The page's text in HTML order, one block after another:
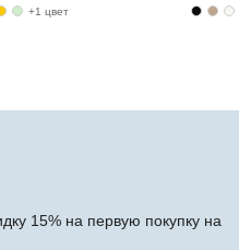
+1 цвет
15% на первую покупку на